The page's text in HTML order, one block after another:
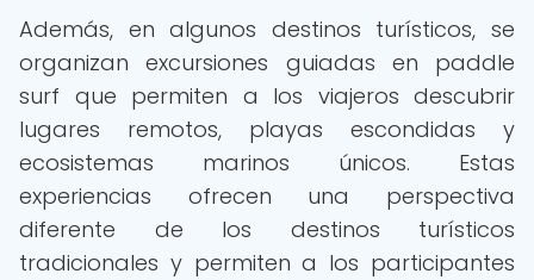
Además, en algunos destinos turísticos, se
organizan excursiones guiadas en paddle
surf que permiten a los viajeros descubrir
lugares remotos, playas escondidas y
ecosistemas marinos únicos. Estas
experiencias ofrecen una perspectiva
diferente de los destinos turísticos
tradicionales y permiten a los participantes